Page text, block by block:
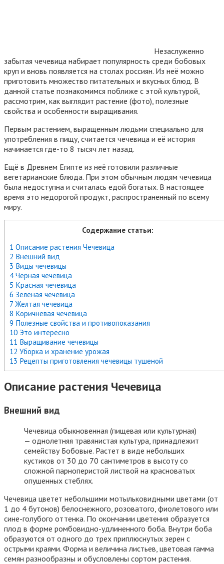
Незаслуженно
забытая чечевица набирает популярность среди бобовых
круп и вновь появляется на столах россиян. Из неё можно
приготовить множество питательных и вкусных блюд. В
данной статье познакомимся поближе с этой культурой,
рассмотрим, как выглядит растение (фото), полезные
свойства и особенности выращивания.
Первым растением, выращенным людьми специально для
употребления в пищу, считается чечевица и её история
начинается где-то 8 тысяч лет назад.
Ещё в Древнем Египте из неё готовили различные
вегетарианские блюда. При этом обычным людям чечевица
была недоступна и считалась едой богатых. В настоящее
время это недорогой продукт, распространенный по всему
миру.
Содержание статьи:
1 Описание растения Чечевица
2 Внешний вид
3 Виды чечевицы
4 Черная чечевица
5 Красная чечевица
6 Зеленая чечевица
7 Желтая чечевица
8 Коричневая чечевица
9 Полезные свойства и противопоказания
10 Это интересно
11 Выращивание чечевицы
12 Уборка и хранение урожая
13 Рецепты приготовления чечевицы тушеной
Описание растения Чечевица
Внешний вид
Чечевица обыкновенная (пищевая или культурная)
— однолетняя травянистая культура, принадлежит
семейству Бобовые. Растет в виде небольших
кустиков от 30 до 70 сантиметров в высоту со
сложной парноперистой листвой на красноватых
опушенных стеблях.
Чечевица цветет небольшими мотыльковидными цветами (от
1 до 4 бутонов) белоснежного, розоватого, фиолетового или
сине-голубого оттенка. По окончании цветения образуется
плод в форме ромбовидно-удлиненного боба. Внутри боба
образуются от одного до трех приплюснутых зерен с
острыми краями. Форма и величина листьев, цветовая гамма
семян разнообразны и обусловлены сортом растения.